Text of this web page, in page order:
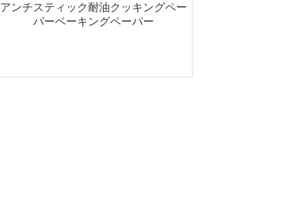
アンチスティック耐油クッキングペー
パーベーキングペーパー